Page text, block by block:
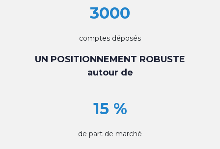
3000
comptes déposés
UN POSITIONNEMENT ROBUSTE
autour de
15 %
de part de marché